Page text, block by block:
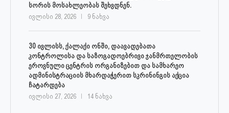
სორის მოსახლეობას შეხვდნენ.
ივლისი 28, 2026 9 ნახვა
30 ივლისს, ქალაქი ონში, დაავადებათა
კონტროლისა და საზოგადოებრივი ჯანმრთელობის
ეროვნული ცენტრის ორგანიზებით და სამხარეო
ადმინისტრაციის მხარდაჭერით სკრინინგის აქცია
ჩატარდება
ივლისი 27, 2026 14 ნახვა